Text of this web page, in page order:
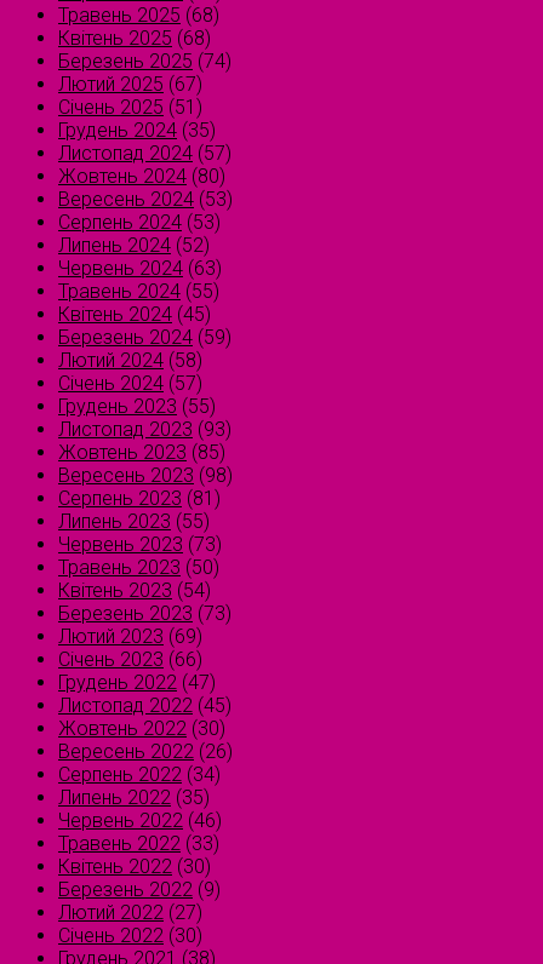
Травень 2025 (68)
Квітень 2025 (68)
Березень 2025 (74)
Лютий 2025 (67)
Січень 2025 (51)
Грудень 2024 (35)
Листопад 2024 (57)
Жовтень 2024 (80)
Вересень 2024 (53)
Серпень 2024 (53)
Липень 2024 (52)
Червень 2024 (63)
Травень 2024 (55)
Квітень 2024 (45)
Березень 2024 (59)
Лютий 2024 (58)
Січень 2024 (57)
Грудень 2023 (55)
Листопад 2023 (93)
Жовтень 2023 (85)
Вересень 2023 (98)
Серпень 2023 (81)
Липень 2023 (55)
Червень 2023 (73)
Травень 2023 (50)
Квітень 2023 (54)
Березень 2023 (73)
Лютий 2023 (69)
Січень 2023 (66)
Грудень 2022 (47)
Листопад 2022 (45)
Жовтень 2022 (30)
Вересень 2022 (26)
Серпень 2022 (34)
Липень 2022 (35)
Червень 2022 (46)
Травень 2022 (33)
Квітень 2022 (30)
Березень 2022 (9)
Лютий 2022 (27)
Січень 2022 (30)
Грудень 2021 (38)